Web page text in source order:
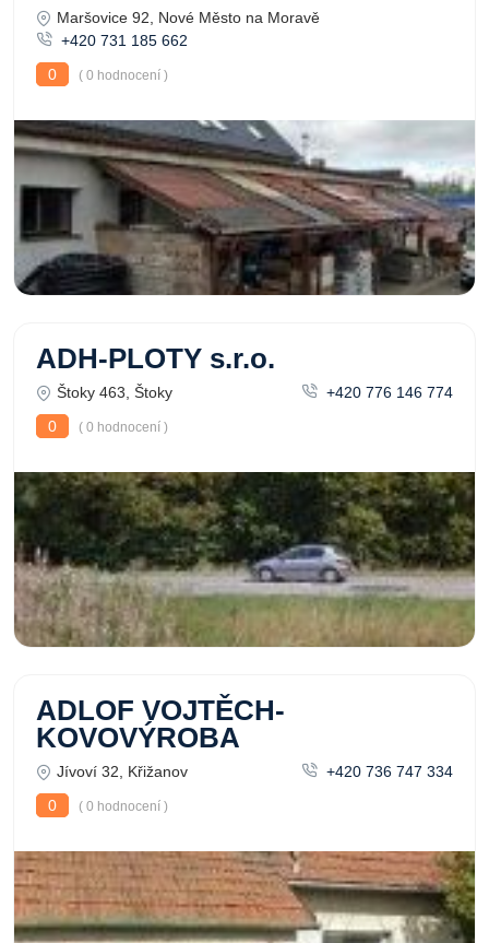
Maršovice 92, Nové Město na Moravě
+420 731 185 662
0
( 0 hodnocení )
ADH-PLOTY s.r.o.
Štoky 463, Štoky
+420 776 146 774
0
( 0 hodnocení )
ADLOF VOJTĚCH-
KOVOVÝROBA
Jívoví 32, Křižanov
+420 736 747 334
0
( 0 hodnocení )